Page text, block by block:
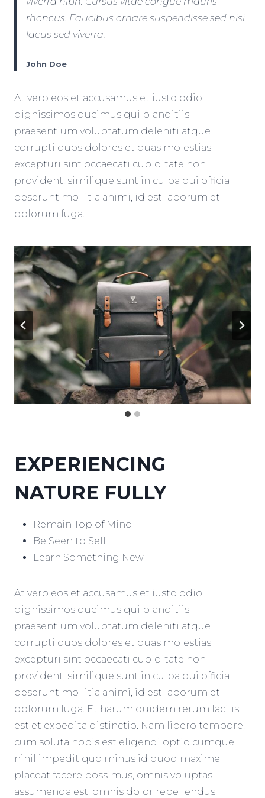
rhoncus. Faucibus ornare suspendisse sed nisi
lacus sed viverra.
John Doe
At vero eos et accusamus et iusto odio
dignissimos ducimus qui blanditiis
praesentium voluptatum deleniti atque
corrupti quos dolores et quas molestias
excepturi sint occaecati cupiditate non
provident, similique sunt in culpa qui officia
deserunt mollitia animi, id est laborum et
dolorum fuga.
EXPERIENCING
NATURE FULLY
Remain Top of Mind
Be Seen to Sell
Learn Something New
At vero eos et accusamus et iusto odio
dignissimos ducimus qui blanditiis
praesentium voluptatum deleniti atque
corrupti quos dolores et quas molestias
excepturi sint occaecati cupiditate non
provident, similique sunt in culpa qui officia
deserunt mollitia animi, id est laborum et
dolorum fuga. Et harum quidem rerum facilis
est et expedita distinctio. Nam libero tempore,
cum soluta nobis est eligendi optio cumque
nihil impedit quo minus id quod maxime
placeat facere possimus, omnis voluptas
assumenda est, omnis dolor repellendus.